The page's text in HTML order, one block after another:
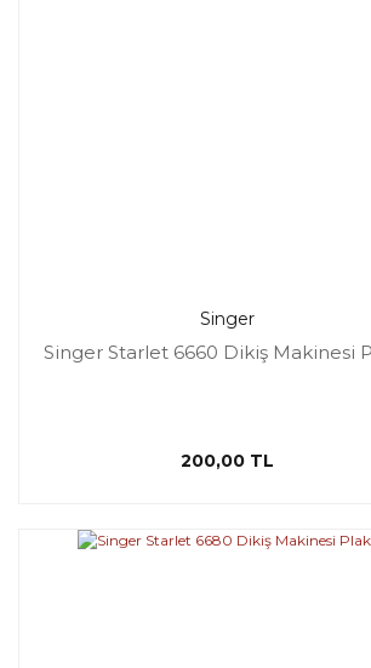
Singer
Singer Starlet 6660 Dikiş Makinesi
200,00 TL